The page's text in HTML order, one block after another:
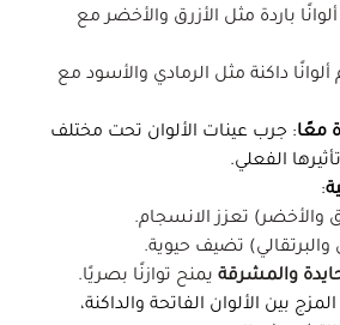
ألوانًا باردة مثل الأزرق والأخضر مع
داكنة مثل الرمادي والأسود مع
معًا: جرب عينات الألوان تحت مختلف
الفعلي.
:
والأخضر) تعزز الانسجام.
والبرتقالي) تضيف حيوية.
والمشرقة يمنح توازنًا بصريًا.
المزج بين الألوان الفاتحة والداكنة،